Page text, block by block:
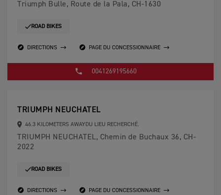
Triumph Bulle, Route de la Pala, CH-1630
ROAD BIKES
DIRECTIONS PAGE DU CONCESSIONNAIRE
0041269195660
TRIUMPH NEUCHATEL
46.3 KILOMETERS AWAYDU LIEU RECHERCHÉ.
TRIUMPH NEUCHATEL, Chemin de Buchaux 36, CH-
2022
ROAD BIKES
DIRECTIONS PAGE DU CONCESSIONNAIRE